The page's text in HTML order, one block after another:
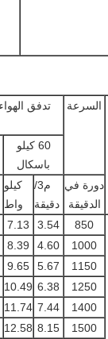
السرعة
60 كيلو
باسكال
دورة في
الدقيقة
م3/
دقيقة
كيلو
واط
850
3.54
7.13
1000
4.60
8.39
1150
5.67
9.65
1250
6.38
10.49
1400
7.44
11.74
1500
8.15
12.58